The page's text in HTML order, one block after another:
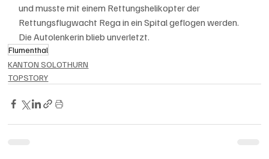
und musste mit einem Rettungshelikopter der
Rettungsflugwacht Rega in ein Spital geflogen werden.
Die Autolenkerin blieb unverletzt.
Flumenthal
KANTON SOLOTHURN
TOPSTORY